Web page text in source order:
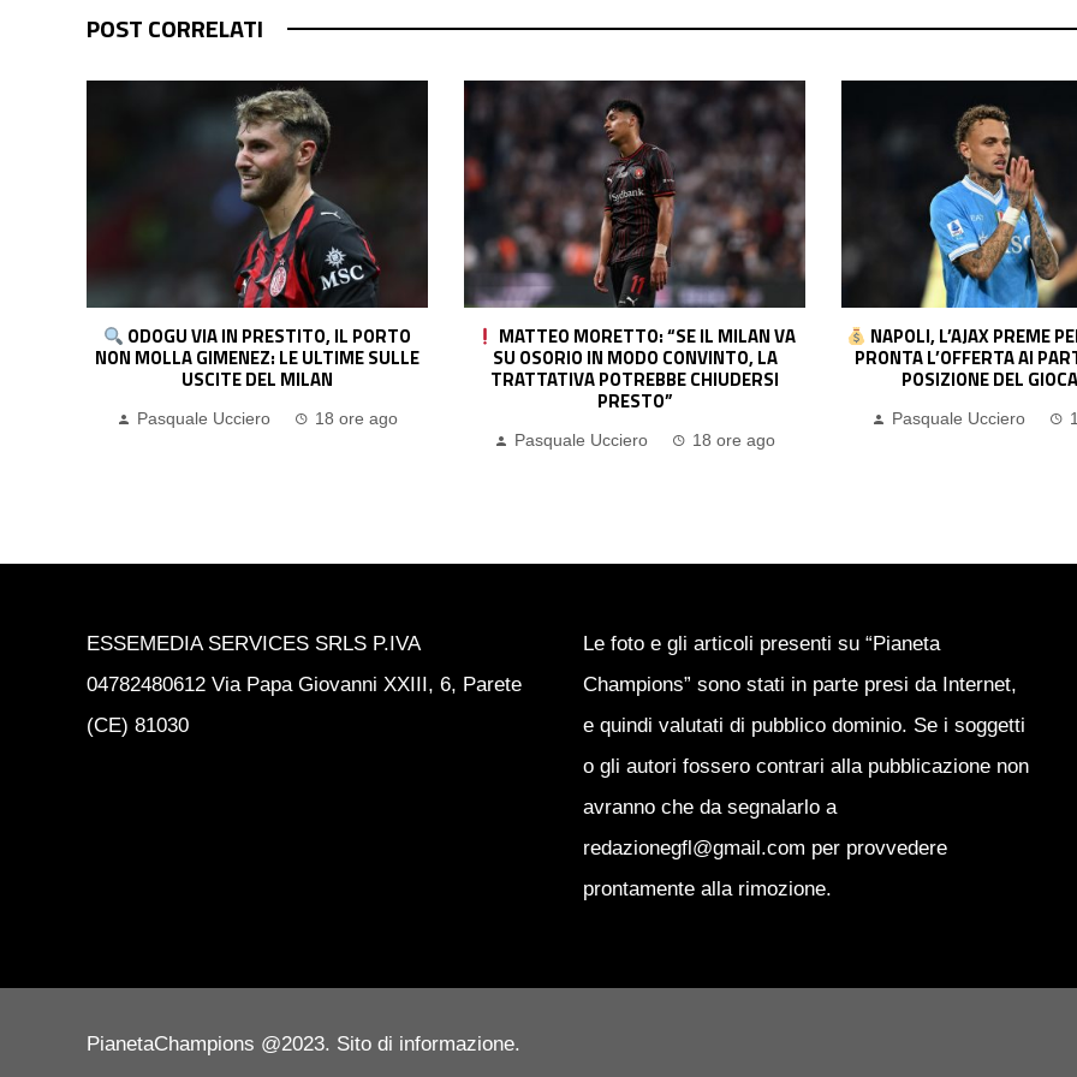
POST CORRELATI
MATTEO MORETTO: “SE IL MILAN VA
SU OSORIO IN MODO CONVINTO, LA
TRATTATIVA POTREBBE CHIUDERSI
NAPOLI, L’AJAX PREME PER NOA LANG:
PRONTA L’OFFERTA AI PARTENOPEI. LA
POSIZIONE DEL GIOCATORE
CONTATTI FITTI TRA
MADRID E TOTTENHAM
L’INTER SI ALLONTANA…
ESSEMEDIA SERVICES SRLS P.IVA
04782480612 Via Papa Giovanni XXIII, 6, Parete
(CE) 81030
Le foto e gli articoli presenti su “Pianeta
Champions” sono stati in parte presi da Internet,
e quindi valutati di pubblico dominio. Se i soggetti
o gli autori fossero contrari alla pubblicazione non
avranno che da segnalarlo a
redazionegfl@gmail.com per provvedere
prontamente alla rimozione.
PianetaChampions @2023. Sito di informazione.